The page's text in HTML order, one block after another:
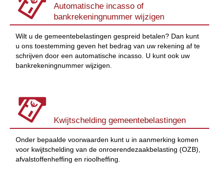
Automatische incasso of
bankrekeningnummer wijzigen
Wilt u de gemeentebelastingen gespreid betalen? Dan kunt
u ons toestemming geven het bedrag van uw rekening af te
schrijven door een automatische incasso. U kunt ook uw
bankrekeningnummer wijzigen.
Kwijtschelding gemeentebelastingen
Onder bepaalde voorwaarden kunt u in aanmerking komen
voor kwijtschelding van de onroerendezaakbelasting (OZB),
afvalstoffenheffing en rioolheffing.